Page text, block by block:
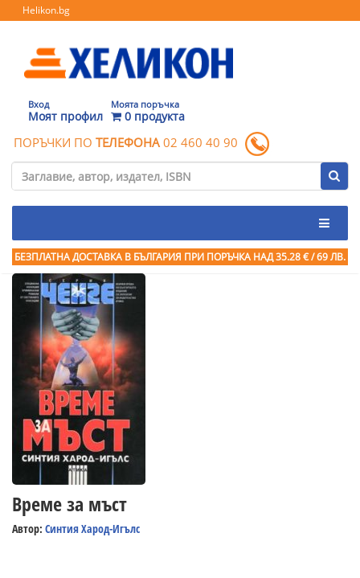
Helikon.bg
Вход
Моят профил
Моята поръчка
0 продукта
ПОРЪЧКИ ПО ТЕЛЕФОНА 02 460 40 90
БЕЗПЛАТНА ДОСТАВКА В БЪЛГАРИЯ ПРИ ПОРЪЧКА НАД 35.28 € / 69 ЛВ.
Време за мъст
Автор: Синтия Харод-Игълс